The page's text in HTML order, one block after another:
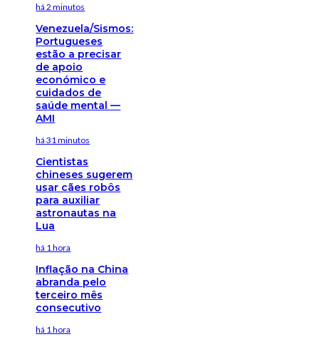
há 2 minutos
Venezuela/Sismos:
Portugueses
estão a precisar
de apoio
económico e
cuidados de
saúde mental —
AMI
há 31 minutos
Cientistas
chineses sugerem
usar cães robôs
para auxiliar
astronautas na
Lua
há 1 hora
Inflação na China
abranda pelo
terceiro mês
consecutivo
há 1 hora